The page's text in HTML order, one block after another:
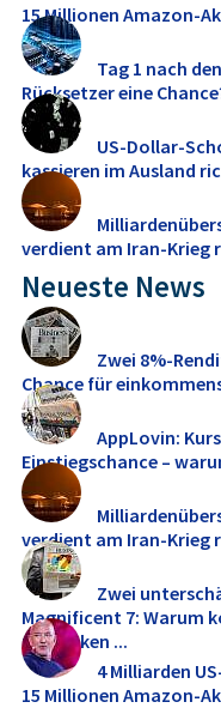
15 Millionen Amazon-
Tag 1 nach
Rücksetzer eine
US-Dollar-
kassieren im Ausland
verdient am Iran-Krieg
Neueste News
Zwei 8%-
Chance für
AppLovin:
Einstiegschance –
verdient am Iran-Krieg
Zwei
Magnificent 7: Warum
umdenken ...
4 Milliarden
15 Millionen Amazon-